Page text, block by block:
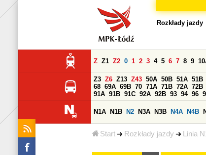
Start Rozkłady jazdy Linia
Rozkłady jazdy
Z Z1 Z2 0 1 2 3 4 5 6 7 8 9
Z3 Z6 Z13 Z43 50A 50B 51A 51B
68 69A 69B 70 71A 71B 72A 72B
91A 91B 91C 92A 92B 93 94 96
N1A N1B N2 N3A N3B N4A N4B